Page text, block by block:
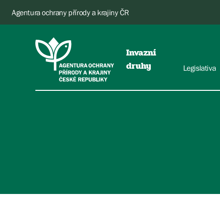
Agentura ochrany přírody a krajiny ČR
Invazní
druhy
Legislativa